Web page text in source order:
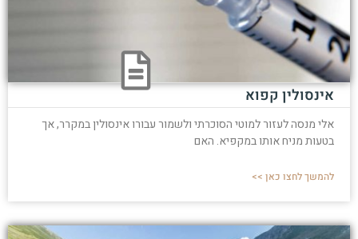
אינסולין קפוא
אלי מנסה לעזור למוטי הסוכרתי ולשמור עבורו אינסולין במקרר, אך
בטעות מניח אותו במקפיא. האם
להמשך לחצו כאן >>